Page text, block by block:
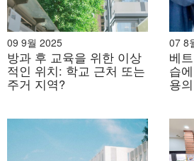
환경
및 재
료
명확한 목표를
지닌 과학적으
로 설계된 몬테
소리 도구는 어
린이가 독립적
으로 사용할 수
게 정리되어 있
재활용 및
연 소재를
용합니다.
09 9월 2025
방과 후 교육을 위한 이상
적인 위치: 학교 근처 또는
주거 지역?
07 8
베
습
용